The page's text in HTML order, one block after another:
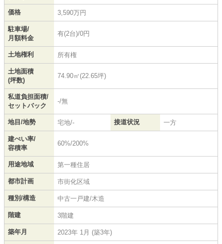
価格 3,590万円
駐車場/
月額料金
有(2台)/0円
土地権利 所有権
土地面積
(坪数)
74.90㎡(22.65坪)
私道負担面積/
セットバック
-/無
地目/地勢 宅地/- 接道状況 一方
建ぺい率/
容積率
60%/200%
用途地域 第一種住居
都市計画 市街化区域
種別/構造 中古一戸建/木造
階建 3階建
築年月 2023年 1月 (築3年)